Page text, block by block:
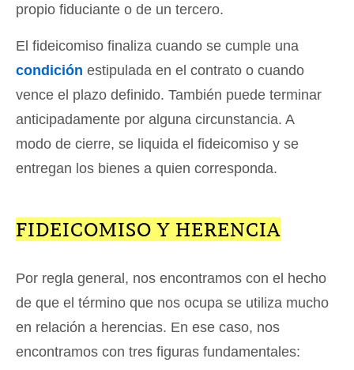
propio fiduciante o de un tercero.
El fideicomiso finaliza cuando se cumple una
condición estipulada en el contrato o cuando
vence el plazo definido. También puede terminar
anticipadamente por alguna circunstancia. A
modo de cierre, se liquida el fideicomiso y se
entregan los bienes a quien corresponda.
FIDEICOMISO Y HERENCIA
Por regla general, nos encontramos con el hecho
de que el término que nos ocupa se utiliza mucho
en relación a herencias. En ese caso, nos
encontramos con tres figuras fundamentales: